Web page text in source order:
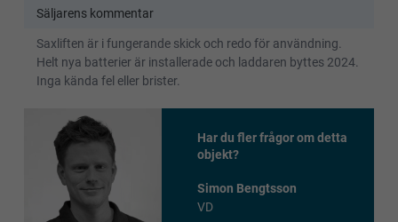
Säljarens kommentar
Saxliften är i fungerande skick och redo för användning.
Helt nya batterier är installerade och laddaren byttes 2024.
Inga kända fel eller brister.
Har du fler frågor om detta
objekt?
Simon Bengtsson
VD